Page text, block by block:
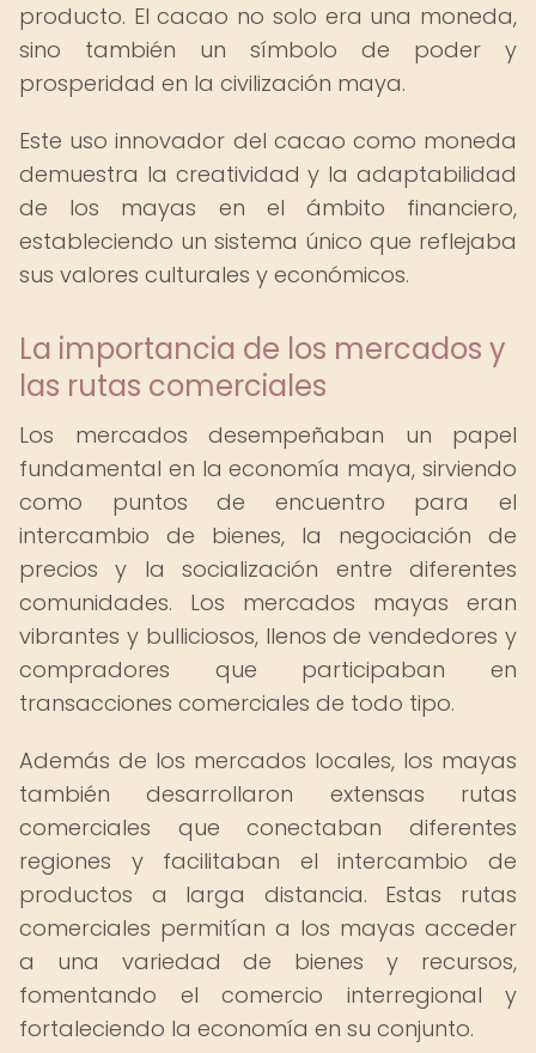
producto. El cacao no solo era una moneda,
sino también un símbolo de poder y
prosperidad en la civilización maya.
Este uso innovador del cacao como moneda
demuestra la creatividad y la adaptabilidad
de los mayas en el ámbito financiero,
estableciendo un sistema único que reflejaba
sus valores culturales y económicos.
La importancia de los mercados y
las rutas comerciales
Los mercados desempeñaban un papel
fundamental en la economía maya, sirviendo
como puntos de encuentro para el
intercambio de bienes, la negociación de
precios y la socialización entre diferentes
comunidades. Los mercados mayas eran
vibrantes y bulliciosos, llenos de vendedores y
compradores que participaban en
transacciones comerciales de todo tipo.
Además de los mercados locales, los mayas
también desarrollaron extensas rutas
comerciales que conectaban diferentes
regiones y facilitaban el intercambio de
productos a larga distancia. Estas rutas
comerciales permitían a los mayas acceder
a una variedad de bienes y recursos,
fomentando el comercio interregional y
fortaleciendo la economía en su conjunto.